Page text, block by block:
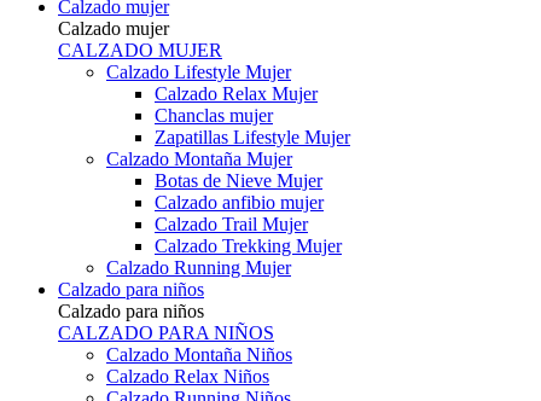
Calzado mujer
Calzado mujer
CALZADO MUJER
Calzado Lifestyle Mujer
Calzado Relax Mujer
Chanclas mujer
Zapatillas Lifestyle Mujer
Calzado Montaña Mujer
Botas de Nieve Mujer
Calzado anfibio mujer
Calzado Trail Mujer
Calzado Trekking Mujer
Calzado Running Mujer
Calzado para niños
Calzado para niños
CALZADO PARA NIÑOS
Calzado Montaña Niños
Calzado Relax Niños